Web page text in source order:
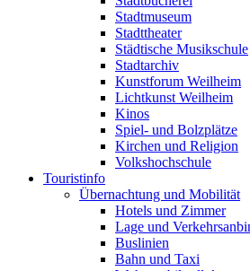
Stadtmuseum
Stadttheater
Städtische Musikschule
Stadtarchiv
Kunstforum Weilheim
Lichtkunst Weilheim
Kinos
Spiel- und Bolzplätze
Kirchen und Religion
Volkshochschule
Touristinfo
Übernachtung und Mobilität
Hotels und Zimmer
Lage und
Buslinien
Bahn und Taxi